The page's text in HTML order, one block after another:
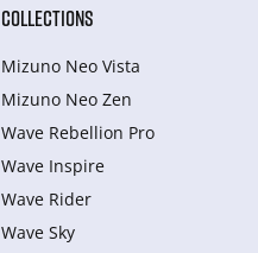
COLLECTIONS
Mizuno Neo Vista
Mizuno Neo Zen
Wave Rebellion Pro
Wave Inspire
Wave Rider
Wave Sky